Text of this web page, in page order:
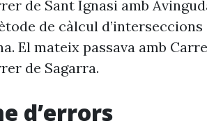
de Sant Ignasi amb
de càlcul
El mateix passava amb
de Sagarra.
d’errors